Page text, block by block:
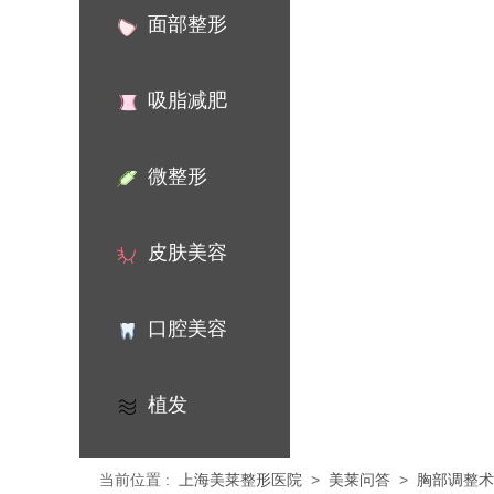
面部整形
吸脂减肥
微整形
皮肤美容
口腔美容
植发
当前位置 : 上海美莱整形医院 > 美莱问答 > 胸部调整